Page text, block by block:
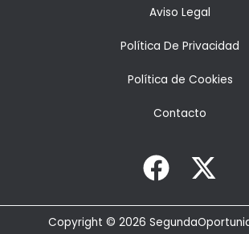
Aviso Legal
Política De Privacidad
Política de Cookies
Contacto
Copyright © 2026